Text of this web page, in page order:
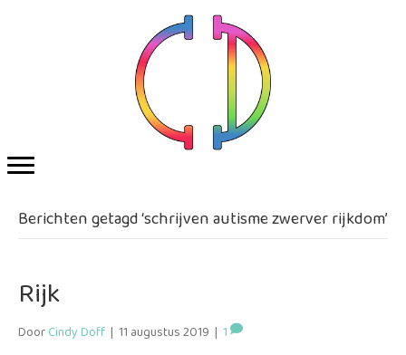
Berichten getagd ‘schrijven autisme zwerver rijkdom’
Rijk
DoorCindy Doff | 11 augustus 2019 | 1